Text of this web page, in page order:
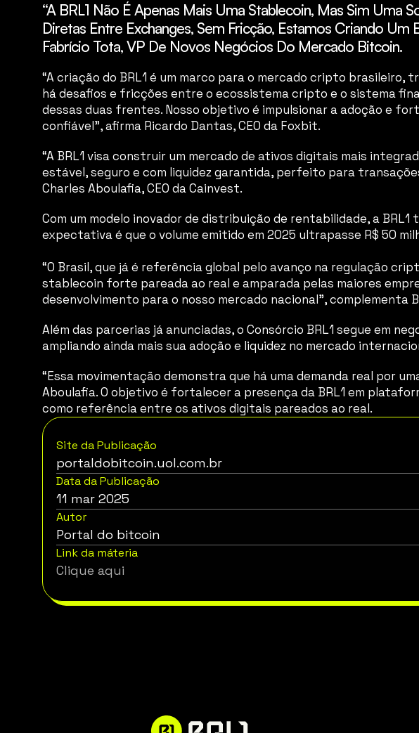
“A BRL1 Não É Apenas Mais Uma Stablecoin, Mas Sim
Diretas Entre Exchanges, Sem Fricção, Estamos Criando
Fabrício Tota, VP De Novos Negócios Do Mercado Bitcoin.
“A criação do BRL1 é um marco para o mercado cripto
há desafios e fricções entre o ecossistema cripto e o sistema
dessas duas frentes. Nosso objetivo é impulsionar a adoção e
confiável”, afirma Ricardo Dantas, CEO da Foxbit.
“A BRL1 visa construir um mercado de ativos digitais mais
estável, seguro e com liquidez garantida, perfeito para
Charles Aboulafia, CEO da Cainvest.
Com um modelo inovador de distribuição de rentabilidade, a
expectativa é que o volume emitido em 2025 ultrapasse R$ 50
“O Brasil, que já é referência global pelo avanço na regulação
stablecoin forte pareada ao real e amparada pelas maiores
desenvolvimento para o nosso mercado nacional”, complementa
Além das parcerias já anunciadas, o Consórcio BRL1 segue em
ampliando ainda mais sua adoção e liquidez no mercado
“Essa movimentação demonstra que há uma demanda real por
Aboulafia. O objetivo é fortalecer a presença da BRL1 em
como referência entre os ativos digitais pareados ao real.
Site da Publicação
portaldobitcoin.uol.com.br
Data da Publicação
11 mar 2025
Autor
Portal do bitcoin
Link da máteria
Clique aqui